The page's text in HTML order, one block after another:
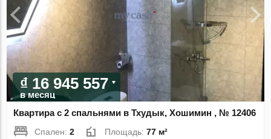
₫ 16 945 557
в месяц
Квартира с 2 спальнями в Тхудык, Хошимин , № 12406
Спален:2 Площадь:77 м²